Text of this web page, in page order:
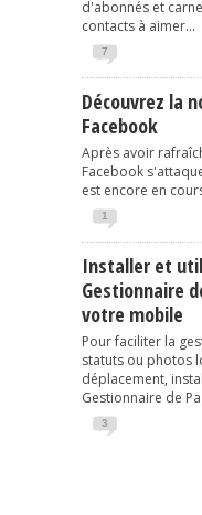
d'abonnés et
contacts à aimer...
7
Découvrez la
Facebook
Après avoir
Facebook
est encore en
1
Installer et
Gestionnaire
votre mobile
Pour faciliter la
statuts ou photos
déplacement,
Gestionnaire de
3